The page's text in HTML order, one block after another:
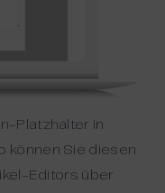
Platzhalter in
können Sie diesen
Editors über